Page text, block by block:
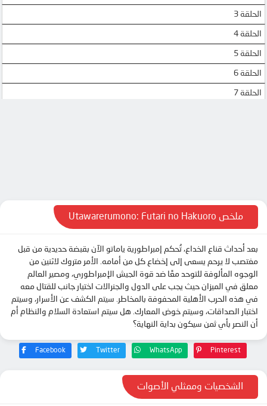
الحلقة 3
الحلقة 4
الحلقة 5
الحلقة 6
الحلقة 7
الحلقة 14
الحلقة 15
الحلقة 16
الحلقة 17
الحلقة 18
الحلقة 19
الحلقة 20
الحلقة 22
ملخص Utawarerumono: Futari no Hakuoro
بعد أحداث قناع الخداع، تُحكم إمبراطورية ياماتو الآن بقبضة حديدية من قبل
مغتصب لا يرحم يسعى إلى إخضاع كل من أمامه. الأمر متروك لاثنين من
الوجوه المألوفة للتوحد معًا ضد قوة الجيش الإمبراطوري، ومصير العالم
معلق في الميزان حيث يجب على الدول والجنرالات اختيار جانب للقتال معه
في هذه الحرب الأهلية المحفوفة بالمخاطر. سيتم الكشف عن الأسرار، وسيتم
اختبار الصداقات، وسيتم خوض المعارك. هل سيتم استعادة السلام والنظام أم
أن النصر بأي ثمن سيكون بداية النهاية؟
Facebook Twitter WhatsApp Pinterest
الشخصيات وممثلي الأصوات